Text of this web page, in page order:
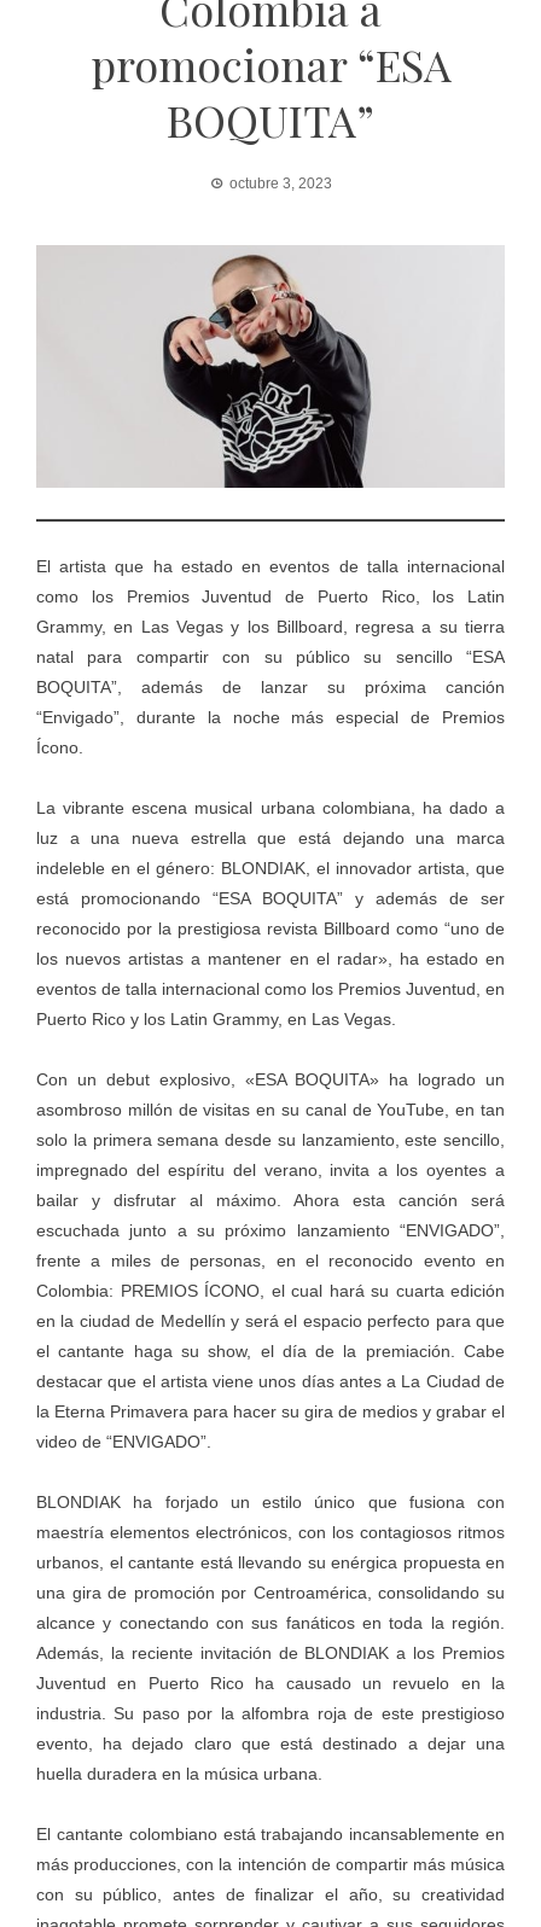
promocionar “ESA
BOQUITA”
octubre 3, 2023
El artista que ha estado en eventos de talla internacional
como los Premios Juventud de Puerto Rico, los Latin
Grammy, en Las Vegas y los Billboard, regresa a su tierra
natal para compartir con su público su sencillo “ESA
BOQUITA”, además de lanzar su próxima canción
“Envigado”, durante la noche más especial de Premios
Ícono.
La vibrante escena musical urbana colombiana, ha dado a
luz a una nueva estrella que está dejando una marca
indeleble en el género: BLONDIAK, el innovador artista, que
está promocionando “ESA BOQUITA” y además de ser
reconocido por la prestigiosa revista Billboard como “uno de
los nuevos artistas a mantener en el radar», ha estado en
eventos de talla internacional como los Premios Juventud, en
Puerto Rico y los Latin Grammy, en Las Vegas.
Con un debut explosivo, «ESA BOQUITA» ha logrado un
asombroso millón de visitas en su canal de YouTube, en tan
solo la primera semana desde su lanzamiento, este sencillo,
impregnado del espíritu del verano, invita a los oyentes a
bailar y disfrutar al máximo. Ahora esta canción será
escuchada junto a su próximo lanzamiento “ENVIGADO”,
frente a miles de personas, en el reconocido evento en
Colombia: PREMIOS ÍCONO, el cual hará su cuarta edición
en la ciudad de Medellín y será el espacio perfecto para que
el cantante haga su show, el día de la premiación. Cabe
destacar que el artista viene unos días antes a La Ciudad de
la Eterna Primavera para hacer su gira de medios y grabar el
video de “ENVIGADO”.
BLONDIAK ha forjado un estilo único que fusiona con
maestría elementos electrónicos, con los contagiosos ritmos
urbanos, el cantante está llevando su enérgica propuesta en
una gira de promoción por Centroamérica, consolidando su
alcance y conectando con sus fanáticos en toda la región.
Además, la reciente invitación de BLONDIAK a los Premios
Juventud en Puerto Rico ha causado un revuelo en la
industria. Su paso por la alfombra roja de este prestigioso
evento, ha dejado claro que está destinado a dejar una
huella duradera en la música urbana.
El cantante colombiano está trabajando incansablemente en
más producciones, con la intención de compartir más música
con su público, antes de finalizar el año, su creatividad